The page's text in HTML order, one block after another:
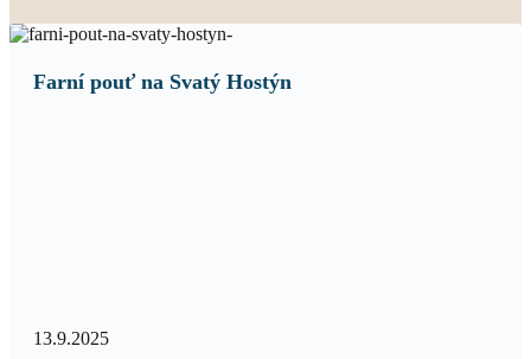
Farní pouť na Svatý Hostýn
13.9.2025